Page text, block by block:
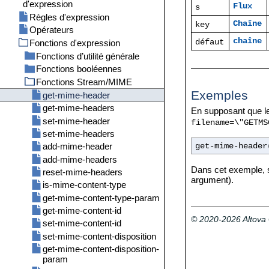
Recevoir des messages AS2
Échange de message AS2
complet (Simple)
Échange de message AS2
complet (Avancé)
Format d’entrée
Paramètres pour fonction
système /system/mail/send
Service de répertoire
Paramètres de journalisation
Statistiques
Cluster
Opération en mode maître
Opération en mode travailleur
Se référer à des identifiants
depuis les tâches
Importer
d'expression
Règles d'expression
Opérateurs
Fonctions d'expression
Fonctions d’utilité générale
content
current-message-id
get-stream-filename
is-file
new-message-id
read-lines
sleep-for
Fonctions booléennes
all
any
false
if
not
true
Fonctions Stream/MIME
get-mime-header
get-mime-headers
set-mime-header
set-mime-headers
add-mime-header
add-mime-headers
reset-mime-headers
is-mime-content-type
get-mime-content-type-param
get-mime-content-id
set-mime-content-id
set-mime-content-disposition
get-mime-content-disposition-
param
s Flux
key Chaîne
défaut chaîne
Exemples
En supposant que
get-mime-
Dans cet exemple,
argument).
© 2020-2026 Altova